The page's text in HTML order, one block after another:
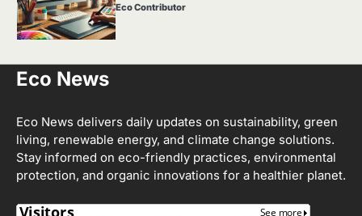
Eco Contributor
Eco Contributor
Sederhana untuk Pemula
Eco News
Eco News delivers daily updates on sustainability, green
living, renewable energy, and climate change solutions.
Stay informed on eco-friendly practices, environmental
protection, and organic innovations for a healthier planet.